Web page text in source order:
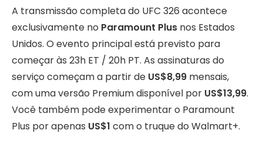
A transmissão completa do UFC 326 acontece
exclusivamente no Paramount Plus nos Estados
Unidos. O evento principal está previsto para
começar às 23h ET / 20h PT. As assinaturas do
serviço começam a partir de US$8,99 mensais,
com uma versão Premium disponível por US$13,99.
Você também pode experimentar o Paramount
Plus por apenas US$1 com o truque do Walmart+.